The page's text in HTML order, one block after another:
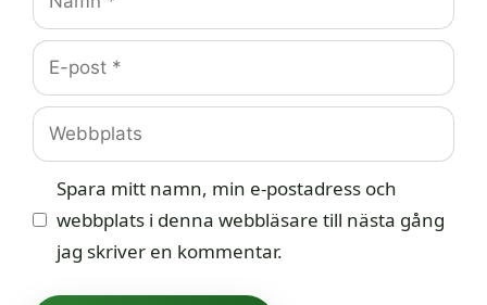
E-
post
Webbplats
Spara mitt namn, min e-postadress och
webbplats i denna webbläsare till nästa gång
jag skriver en kommentar.